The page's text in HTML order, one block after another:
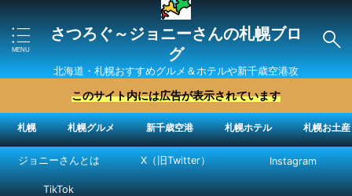
さつろぐ～ジョニーさんの札幌ブロ
グ
北海道・札幌おすすめグルメ＆ホテルや新千歳空港攻
略法を紹介 ″ジョニーさん“で検索
このサイト内には広告が表示されています
札幌 札幌グルメ 新千歳空港 札幌ホテル 札幌お土産
ジョニーさんとは X（旧Twitter） Instagram
TikTok